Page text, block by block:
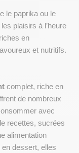
le paprika ou le
plaisirs à l’heure
et nutritifs.
avec
recettes, sucrées
alimentation
dessert, elles